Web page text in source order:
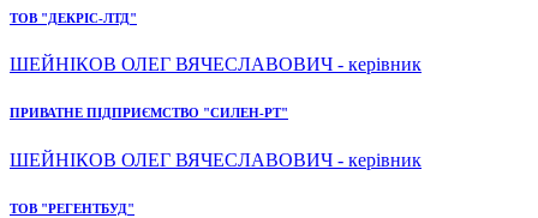
ТОВ "ДЕКРІС-ЛТД"
ШЕЙНІКОВ ОЛЕГ ВЯЧЕСЛАВОВИЧ - керівник
ПРИВАТНЕ ПІДПРИЄМСТВО "СИЛЕН-РТ"
ШЕЙНІКОВ ОЛЕГ ВЯЧЕСЛАВОВИЧ - керівник
ТОВ "РЕГЕНТБУД"